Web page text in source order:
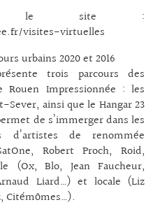
le site :
visites-virtuelles
urbains 2020 et 2016
trois parcours des
Rouen Impressionnée : les
Sever, ainsi que le Hangar 23
de s’immerger dans les
d’artistes de renommée
Robert Proch, Roid,
(Ox, Blo, Jean Faucheur,
Liard…) et locale (Liz
Citémômes…).